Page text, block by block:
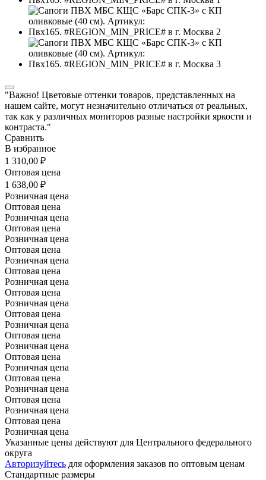
"Важно! Цветовые оттенки товаров, представленных на
нашем сайте, могут незначительно отличаться от реальных,
так как у различных мониторов разные настройки яркости и
контраста."
Сравнить
В избранное
1 310,00 ₽
Оптовая цена
1 638,00 ₽
Розничная цена
Оптовая цена
Розничная цена
Оптовая цена
Розничная цена
Оптовая цена
Розничная цена
Оптовая цена
Розничная цена
Оптовая цена
Розничная цена
Оптовая цена
Розничная цена
Оптовая цена
Розничная цена
Оптовая цена
Розничная цена
Оптовая цена
Розничная цена
Оптовая цена
Розничная цена
Оптовая цена
Розничная цена
Указанные цены действуют для Центрального федерального
округа
Авторизуйтесь для оформления заказов по оптовым ценам
Стандартные размеры